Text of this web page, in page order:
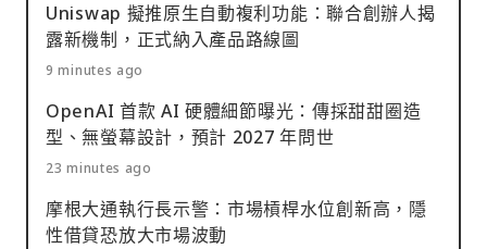
Uniswap 擬推原生自動複利功能：聯合創辦人揭
露新機制，正式納入產品路線圖
9 minutes ago
OpenAI 首款 AI 硬體細節曝光：傳採甜甜圈造
型、無螢幕設計，預計 2027 年問世
23 minutes ago
摩根大通執行長示警：市場槓桿水位創新高，隱
性借貸恐放大市場波動